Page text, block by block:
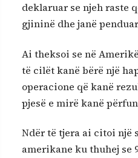
deklaruar se njeh raste
gjininë dhe janë
Ai theksoi se në
të cilët kanë bërë një
operacione që kanë
pjesë e mirë kanë
Ndër të tjera ai citoi një
amerikane ku thuhej se